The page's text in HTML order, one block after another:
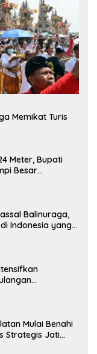
Memikat Turis
Meter, Bupati
Besar
Balinuraga,
Indonesia yang
Mulai Benahi
Strategis Jati